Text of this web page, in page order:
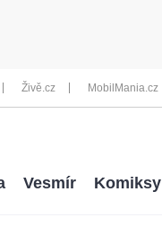
Živě.cz MobilMania.cz
Vesmír Komiksy